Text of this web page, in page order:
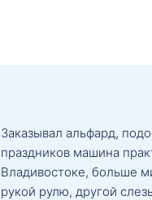
Заказывал альфард,
праздников машина
Владивостоке, больше
рукой рулю, другой